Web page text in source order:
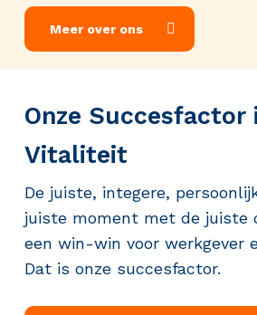
Meer over ons
Onze Succesfactor
Vitaliteit
De juiste, integere,
juiste moment met de juiste
een win-win voor werkgever
Dat is onze succesfactor.